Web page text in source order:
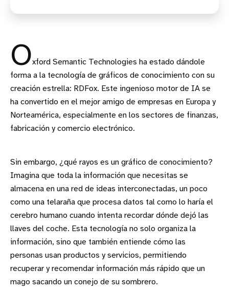
Oxford Semantic Technologies ha estado dándole
forma a la tecnología de gráficos de conocimiento con su
creación estrella: RDFox. Este ingenioso motor de IA se
ha convertido en el mejor amigo de empresas en Europa y
Norteamérica, especialmente en los sectores de finanzas,
fabricación y comercio electrónico.
Sin embargo, ¿qué rayos es un gráfico de conocimiento?
Imagina que toda la información que necesitas se
almacena en una red de ideas interconectadas, un poco
como una telaraña que procesa datos tal como lo haría el
cerebro humano cuando intenta recordar dónde dejó las
llaves del coche. Esta tecnología no solo organiza la
información, sino que también entiende cómo las
personas usan productos y servicios, permitiendo
recuperar y recomendar información más rápido que un
mago sacando un conejo de su sombrero.